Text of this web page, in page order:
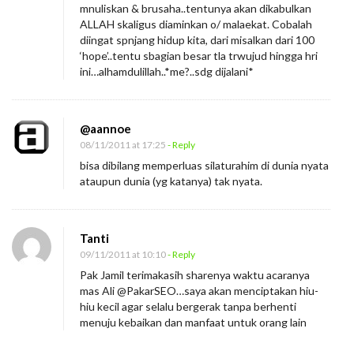
mnuliskan & brusaha..tentunya akan dikabulkan
ALLAH skaligus diaminkan o/ malaekat. Cobalah
diingat spnjang hidup kita, dari misalkan dari 100
‘hope’..tentu sbagian besar tla trwujud hingga hri
ini…alhamdulillah..*me?..sdg dijalani*
@aannoe
08/11/2011 at 17:25 - Reply
bisa dibilang memperluas silaturahim di dunia nyata
ataupun dunia (yg katanya) tak nyata.
Tanti
09/11/2011 at 10:10- Reply
Pak Jamil terimakasih sharenya waktu acaranya
mas Ali @PakarSEO…saya akan menciptakan hiu-
hiu kecil agar selalu bergerak tanpa berhenti
menuju kebaikan dan manfaat untuk orang lain